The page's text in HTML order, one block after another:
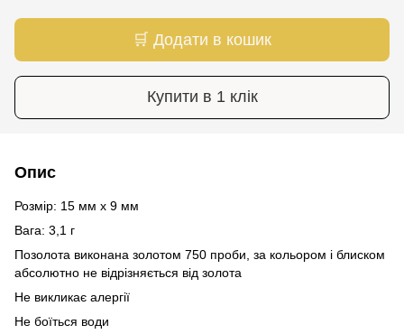
🛒 Додати в кошик
Купити в 1 клік
Опис
Розмір: 15 мм х 9 мм
Вага: 3,1 г
Позолота виконана золотом 750 проби, за кольором і блиском
абсолютно не відрізняється від золота
Не викликає алергії
Не боїться води